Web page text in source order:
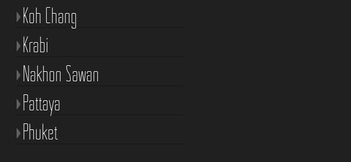
Koh Chang
Krabi
Nakhon Sawan
Pattaya
Phuket